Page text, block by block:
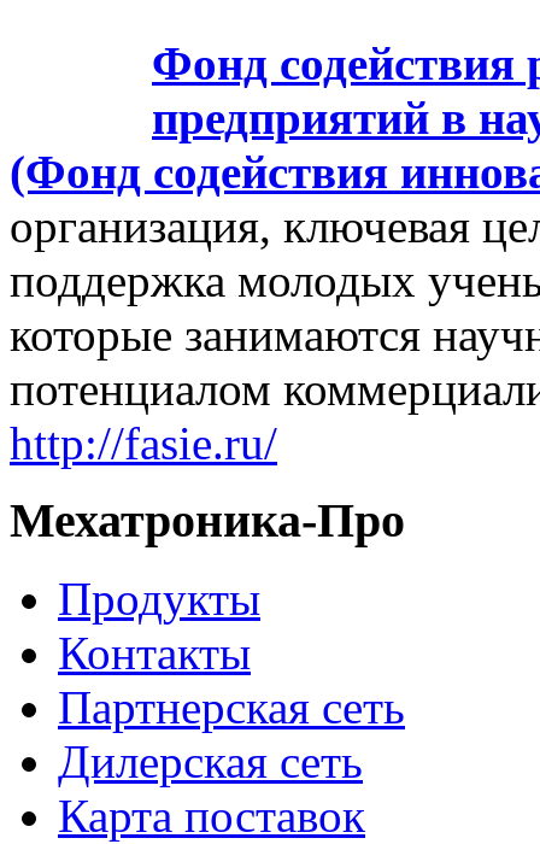
Фонд
предприятий в
(Фонд содействия
организация, ключевая
поддержка молодых
которые занимаются
потенциалом
http://fasie.ru/
Мехатроника-Про
Продукты
Контакты
Партнерская сеть
Дилерская сеть
Карта поставок